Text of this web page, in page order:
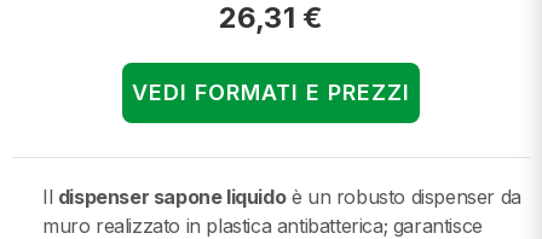
26,31 €
VEDI FORMATI E PREZZI
Il dispenser sapone liquidoè un robusto dispenser da
muro realizzato in plastica antibatterica; garantisce